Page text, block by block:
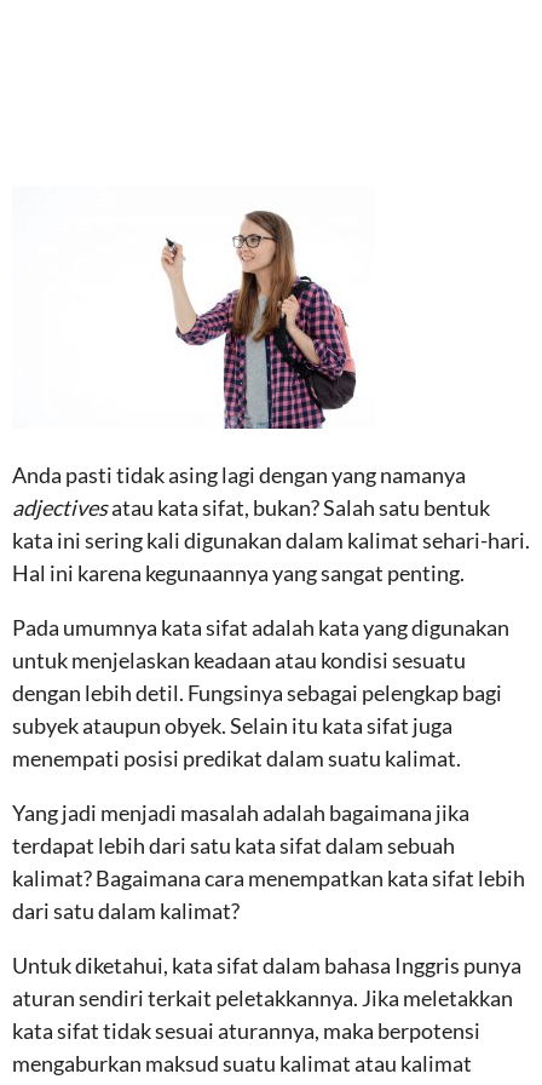
Anda pasti tidak asing lagi dengan yang namanya
adjectivesatau kata sifat, bukan? Salah satu bentuk
kata ini sering kali digunakan dalam kalimat sehari-hari.
Hal ini karena kegunaannya yang sangat penting.
Pada umumnya kata sifat adalah kata yang digunakan
untuk menjelaskan keadaan atau kondisi sesuatu
dengan lebih detil. Fungsinya sebagai pelengkap bagi
subyek ataupun obyek. Selain itu kata sifat juga
menempati posisi predikat dalam suatu kalimat.
Yang jadi menjadi masalah adalah bagaimana jika
terdapat lebih dari satu kata sifat dalam sebuah
kalimat? Bagaimana cara menempatkan kata sifat lebih
dari satu dalam kalimat?
Untuk diketahui, kata sifat dalam bahasa Inggris punya
aturan sendiri terkait peletakkannya. Jika meletakkan
kata sifat tidak sesuai aturannya, maka berpotensi
mengaburkan maksud suatu kalimat atau kalimat